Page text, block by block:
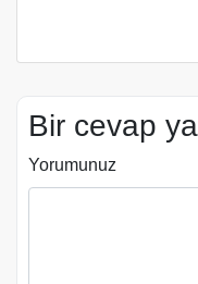
Bir cevap
Yorumunuz